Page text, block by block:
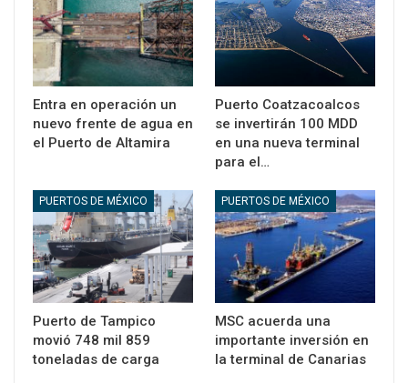
Entra en operación un
nuevo frente de agua en
el Puerto de Altamira
Puerto Coatzacoalcos
se invertirán 100 MDD
en una nueva terminal
para el…
PUERTOS DE MÉXICO
Puerto de Tampico
movió 748 mil 859
toneladas de carga
PUERTOS DE MÉXICO
MSC acuerda una
importante inversión en
la terminal de Canarias